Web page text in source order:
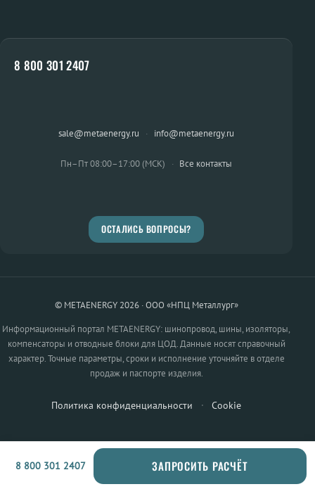
8 800 301 2407
sale@metaenergy.ru · info@metaenergy.ru
Пн–Пт 08:00–17:00 (МСК) · Все контакты
ОСТАЛИСЬ ВОПРОСЫ?
© METAENERGY 2026 · ООО «НПЦ Металлург»
Информационный портал METAENERGY: шинопровод, шины, изоляторы,
компенсаторы и отводные блоки для ЦОД. Данные носят справочный
характер. Точные параметры, сроки и исполнение уточняйте в отделе
продаж и паспорте изделия.
Политика конфиденциальности · Cookie
8 800 301 2407 ЗАПРОСИТЬ РАСЧЁТ